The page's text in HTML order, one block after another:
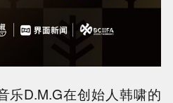
乐D.M.G在创始人韩啸的